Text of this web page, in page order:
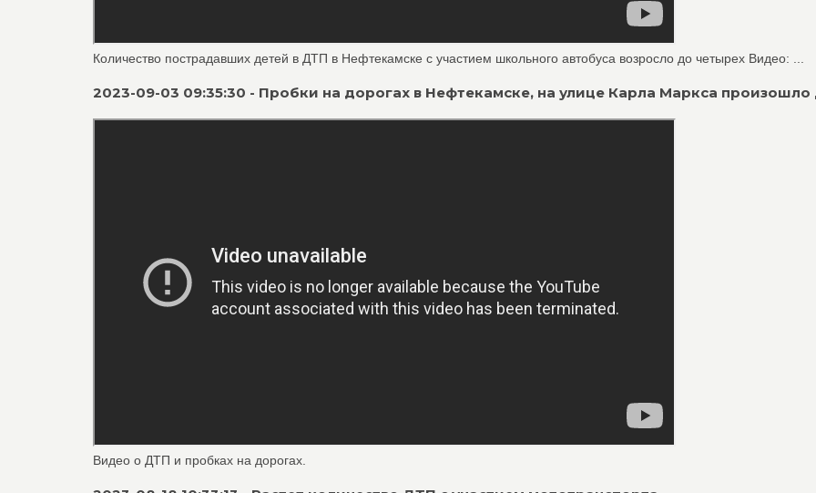
Количество пострадавших детей в ДТП в Нефтекамске с участием школьного автобуса возросло до четырех Видео: ...
2023-09-03 09:35:30 - Пробки на дорогах в Нефтекамске, на улице Карла Маркса
Видео о ДТП и пробках на дорогах.